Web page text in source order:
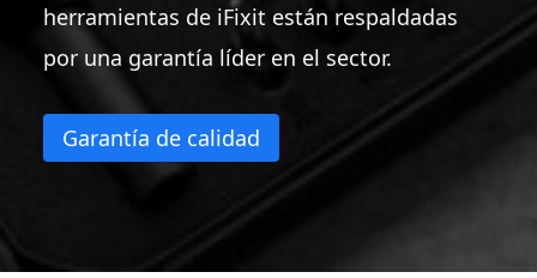
herramientas de iFixit están respaldadas
por una garantía líder en el sector.
Garantía de calidad